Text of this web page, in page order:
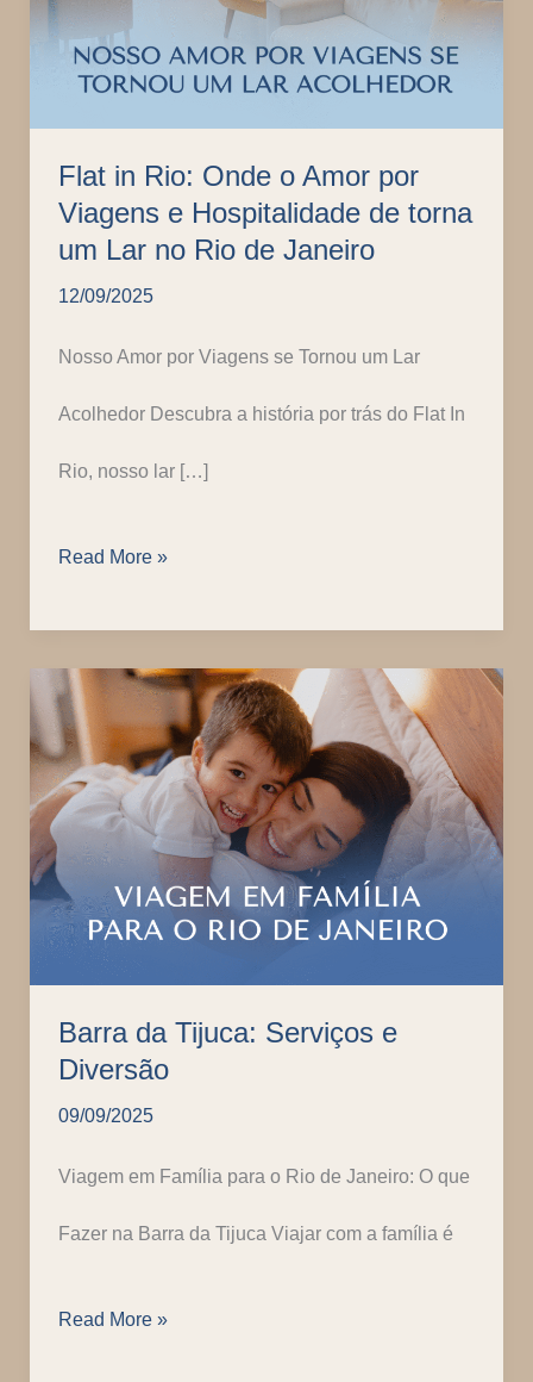
Flat in Rio: Onde o Amor por
Viagens e Hospitalidade de torna
um Lar no Rio de Janeiro
12/09/2025
Nosso Amor por Viagens se Tornou um Lar
Acolhedor Descubra a história por trás do Flat In
Rio, nosso lar […]
Flat
Rio:
Onde
o
Amor
por
Viagens
Hospitalidade
de
torna
um
Read More »
Barra da Tijuca: Serviços e
Diversão
09/09/2025
Viagem em Família para o Rio de Janeiro: O que
Fazer na Barra da Tijuca Viajar com a família é
Barra
Read More »